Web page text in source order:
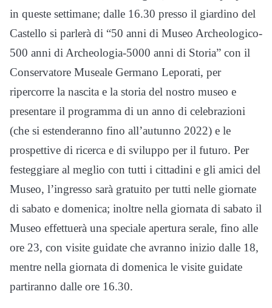
in queste settimane; dalle 16.30 presso il giardino del
Castello si parlerà di “50 anni di Museo Archeologico-
500 anni di Archeologia-5000 anni di Storia” con il
Conservatore Museale Germano Leporati, per
ripercorre la nascita e la storia del nostro museo e
presentare il programma di un anno di celebrazioni
(che si estenderanno fino all’autunno 2022) e le
prospettive di ricerca e di sviluppo per il futuro. Per
festeggiare al meglio con tutti i cittadini e gli amici del
Museo, l’ingresso sarà gratuito per tutti nelle giornate
di sabato e domenica; inoltre nella giornata di sabato il
Museo effettuerà una speciale apertura serale, fino alle
ore 23, con visite guidate che avranno inizio dalle 18,
mentre nella giornata di domenica le visite guidate
partiranno dalle ore 16.30.